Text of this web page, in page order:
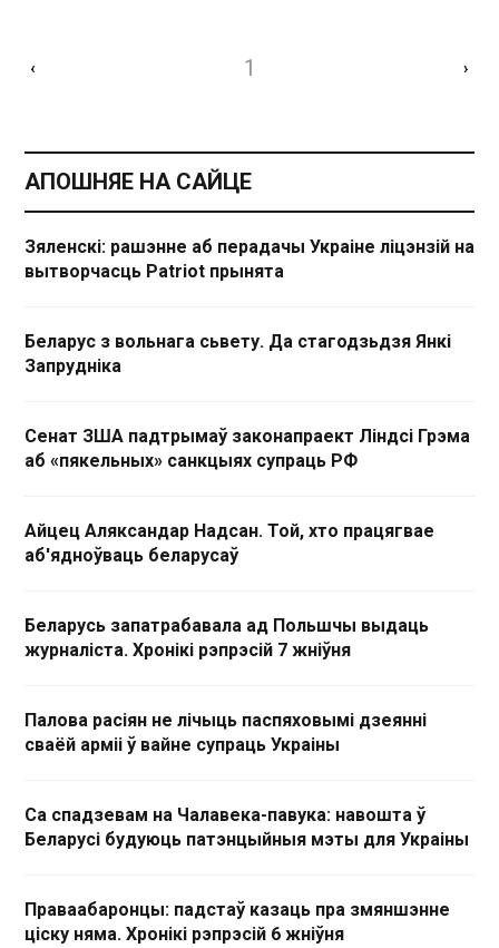
‹ 1 ›
АПОШНЯЕ НА САЙЦЕ
Зяленскі: рашэнне аб перадачы Украіне ліцэнзій на
вытворчасць Patriot прынята
Беларус з вольнага сьвету. Да стагодзьдзя Янкі
Запрудніка
Сенат ЗША падтрымаў законапраект Ліндсі Грэма
аб «пякельных» санкцыях супраць РФ
Айцец Аляксандар Надсан. Той, хто працягвае
аб'ядноўваць беларусаў
Беларусь запатрабавала ад Польшчы выдаць
журналіста. Хронікі рэпрэсій 7 жніўня
Палова расіян не лічыць паспяховымі дзеянні
сваёй арміі ў вайне супраць Украіны
Са спадзевам на Чалавека-павука: навошта ў
Беларусі будуюць патэнцыйныя мэты для Украіны
Праваабаронцы: падстаў казаць пра змяншэнне
ціску няма. Хронікі рэпрэсій 6 жніўня